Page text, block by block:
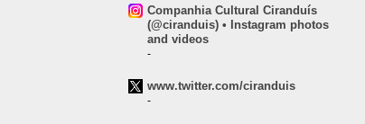
Companhia Cultural Ciranduís
(@ciranduis) • Instagram photos
and videos
-
www.twitter.com/ciranduis
-